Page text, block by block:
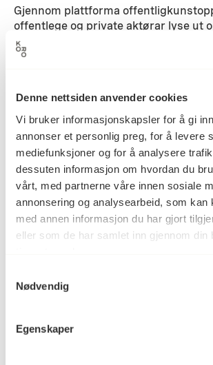
Denne nettsiden anvender cookies
Vi bruker informasjonskapsler for å gi
annonser et personlig preg, for å levere
mediefunksjoner og for å analysere
dessuten informasjon om hvordan du
vårt, med partnerne våre innen sosiale
annonsering og analysearbeid, som kan
med annen informasjon du har gjort
eller som de har samlet inn gjennom din
Nødvendig
Egenskaper
Gjennom plattforma
offentlege og private aktørar lyse ut
relaterte til kunst i offentlege rom, og
kunstkonsulentar, kuratorar og
KORO nyttar framleis portalen til å
oppdrag.
I det den nye oppdragsportalen blir
20 nye konsulentoppdrag ute, alle
prosjektet Kunstlandskap Midt – eit
regionen, og skal leggje grunnlaget
kunstprosjekt som blir realiserte